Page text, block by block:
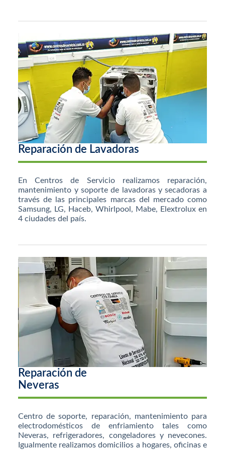
Reparación de Lavadoras
En Centros de Servicio realizamos reparación,
mantenimiento y soporte de lavadoras y secadoras a
través de las principales marcas del mercado como
Samsung, LG, Haceb, Whirlpool, Mabe, Elextrolux en
4 ciudades del país.
Reparación de
Neveras
Centro de soporte, reparación, mantenimiento para
electrodomésticos de enfriamiento tales como
Neveras, refrigeradores, congeladores y nevecones.
Igualmente realizamos domicilios a hogares, oficinas e